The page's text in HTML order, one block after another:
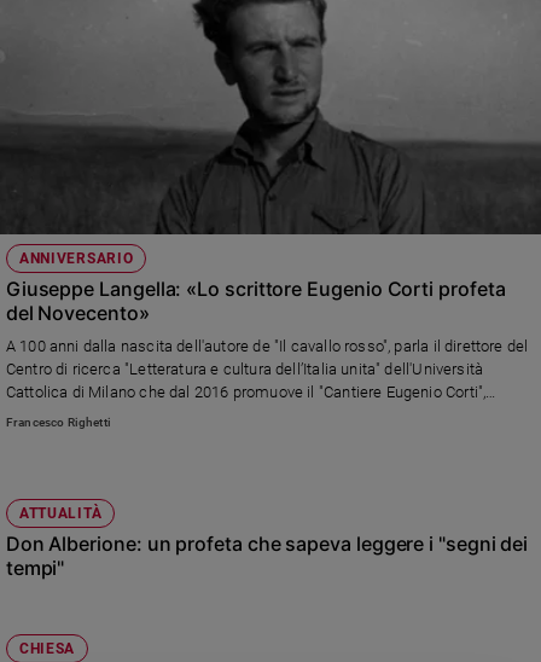
Diritti
Aziende
di
Caso
della
settimana
e
inclusione
Costume
e
spettacoli
ANNIVERSARIO
Giuseppe Langella: «Lo scrittore Eugenio Corti profeta
del Novecento»
A 100 anni dalla nascita dell'autore de "Il cavallo rosso", parla il direttore del
Centro di ricerca "Letteratura e cultura dell’Italia unita" dell'Università
Cattolica di Milano che dal 2016 promuove il "Cantiere Eugenio Corti",
insieme di iniziative culturali ed accademiche per onorare la memoria dello
Francesco Righetti
ATTUALITÀ
Don Alberione: un profeta che sapeva leggere i "segni dei
tempi"
CHIESA